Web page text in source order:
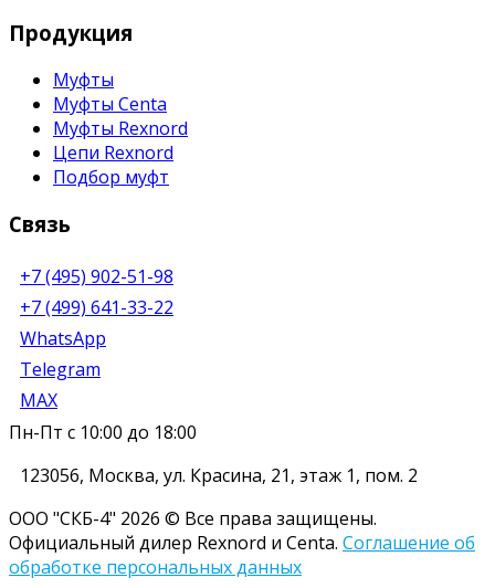
Продукция
Муфты
Муфты Centa
Муфты Rexnord
Цепи Rexnord
Подбор муфт
Связь
+7 (495) 902-51-98
+7 (499) 641-33-22
WhatsApp
Telegram
MAX
Пн-Пт с 10:00 до 18:00
123056, Москва, ул. Красина, 21, этаж 1, пом. 2
ООО "СКБ-4" 2026 © Все права защищены.
Официальный дилер Rexnord и Centa. Соглашение об
обработке персональных данных